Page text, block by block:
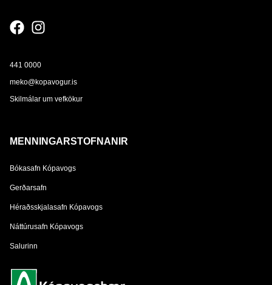
441 0000
meko@kopavogur.is
Skilmálar um vefkökur
MENNINGARSTOFNANIR
Bókasafn Kópavogs
Gerðarsafn
Héraðsskjalasafn Kópavogs
Náttúrusafn Kópavogs
Salurinn